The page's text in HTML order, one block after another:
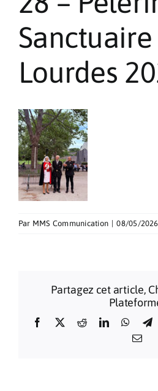
Contact
Sanctuaire
Lourdes
Par MMS Communication 08/05/2026
Partagez cet article,
Facebook
X RedditLinkedIn